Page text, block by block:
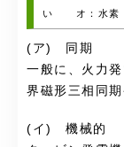
い オ：水素
(ア) 同期
一般に、火力
界磁形三相同
(イ) 機械的